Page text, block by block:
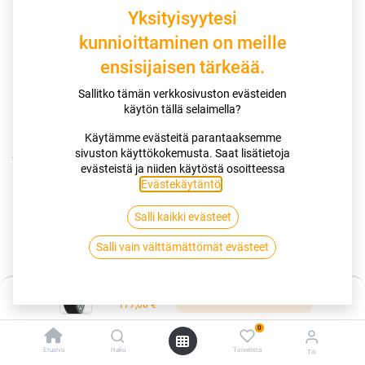
177,00€
Etusivu Haku
0
Toivelista Tili
Kauppa
195/55R16 91T GOODYEAR ULTRAGRIP ARCTIC 2 XL EVR
195/55R16 91T GOODYEAR
ULTRAGRIP ARCTIC 2 XL EVR
177,00€/ kpl
Saatavilla
Yksityisyytesi
kunnioittaminen on meille
ensisijaisen tärkeää.
Sallitko tämän verkkosivuston evästeiden
käytön tällä selaimella?
Käytämme evästeitä parantaaksemme
sivuston käyttökokemusta. Saat lisätietoja
evästeistä ja niiden käytöstä osoitteessa
Evästekäytäntö
Salli kaikki evästeet
Salli vain välttämättömät evästeet